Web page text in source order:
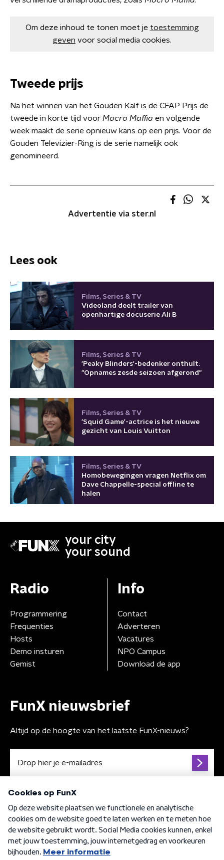
Om deze inhoud te tonen moet je toestemming
geven voor social media cookies.
Tweede prijs
Na het winnen van het Gouden Kalf is de CFAP Prijs de
tweede in korte tijd voor Mocro Maffia en volgende
week maakt de serie opnieuw kans op een prijs. Voor de
Gouden Televizier-Ring is de serie namelijk ook
genomineerd.
Advertentie via ster.nl
Lees ook
Films, Series & TV
Videoland deelt trailer van
openhartige docuserie Ali B
Films, Series & TV
'Peaky Blinders'-bedenker onthult:
"Opnames zesde seizoen afgerond"
Films, Series & TV
'Squid Game'-actrice is het nieuwe
gezicht van Louis Vuitton
Films, Series & TV
Homobewegingen vragen Netflix om
Dave Chappelle-special offline te
halen
your city
your sound
Radio
Programmering
Frequenties
Hosts
Demo insturen
Gemist
Info
Contact
Adverteren
Vacatures
NPO Campus
Download de app
FunX nieuwsbrief
Altijd op de hoogte van het laatste FunX-nieuws?
Algemene voorwaarden Privacybeleid